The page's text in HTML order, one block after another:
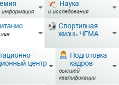
информация
Наука
и исследования
Спортивная
жизнь ЧГМА
центр
Подготовка
кадров
высшей
квалификации